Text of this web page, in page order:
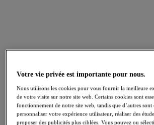
Partager
Votre vie privée est importante pour nous.
Nous utilisons les cookies pour vous fournir la meilleure
de votre visite sur notre site web. Certains cookies sont
fonctionnement de notre site web, tandis que d’autres
personnaliser votre expérience utilisateur, réaliser des
proposer des publicités plus ciblées. Vous pouvez ou